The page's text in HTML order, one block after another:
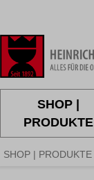
SHOP |
PRODUKTE
SHOP | PRODUKTE